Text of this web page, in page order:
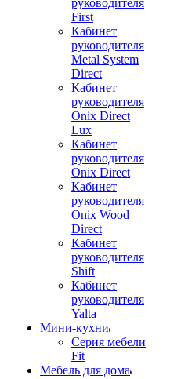
руководителя
First
Кабинет
руководителя
Metal System
Direct
Кабинет
руководителя
Onix Direct
Lux
Кабинет
руководителя
Onix Direct
Кабинет
руководителя
Onix Wood
Direct
Кабинет
руководителя
Shift
Кабинет
руководителя
Yalta
Мини-кухни
Серия мебели
Fit
Мебель для дома